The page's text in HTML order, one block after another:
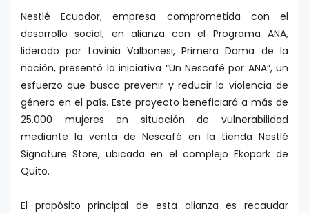
Nestlé Ecuador, empresa comprometida con el
desarrollo social, en alianza con el Programa ANA,
liderado por Lavinia Valbonesi, Primera Dama de la
nación, presentó la iniciativa “Un Nescafé por ANA”, un
esfuerzo que busca prevenir y reducir la violencia de
género en el país. Este proyecto beneficiará a más de
25.000 mujeres en situación de vulnerabilidad
mediante la venta de Nescafé en la tienda Nestlé
Signature Store, ubicada en el complejo Ekopark de
Quito.
El propósito principal de esta alianza es recaudar